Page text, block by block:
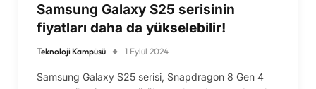
Samsung Galaxy S25 serisinin
fiyatları daha da yükselebilir!
Teknoloji Kampüsü 1 Eylül 2024
Samsung Galaxy S25 serisi, Snapdragon 8 Gen 4